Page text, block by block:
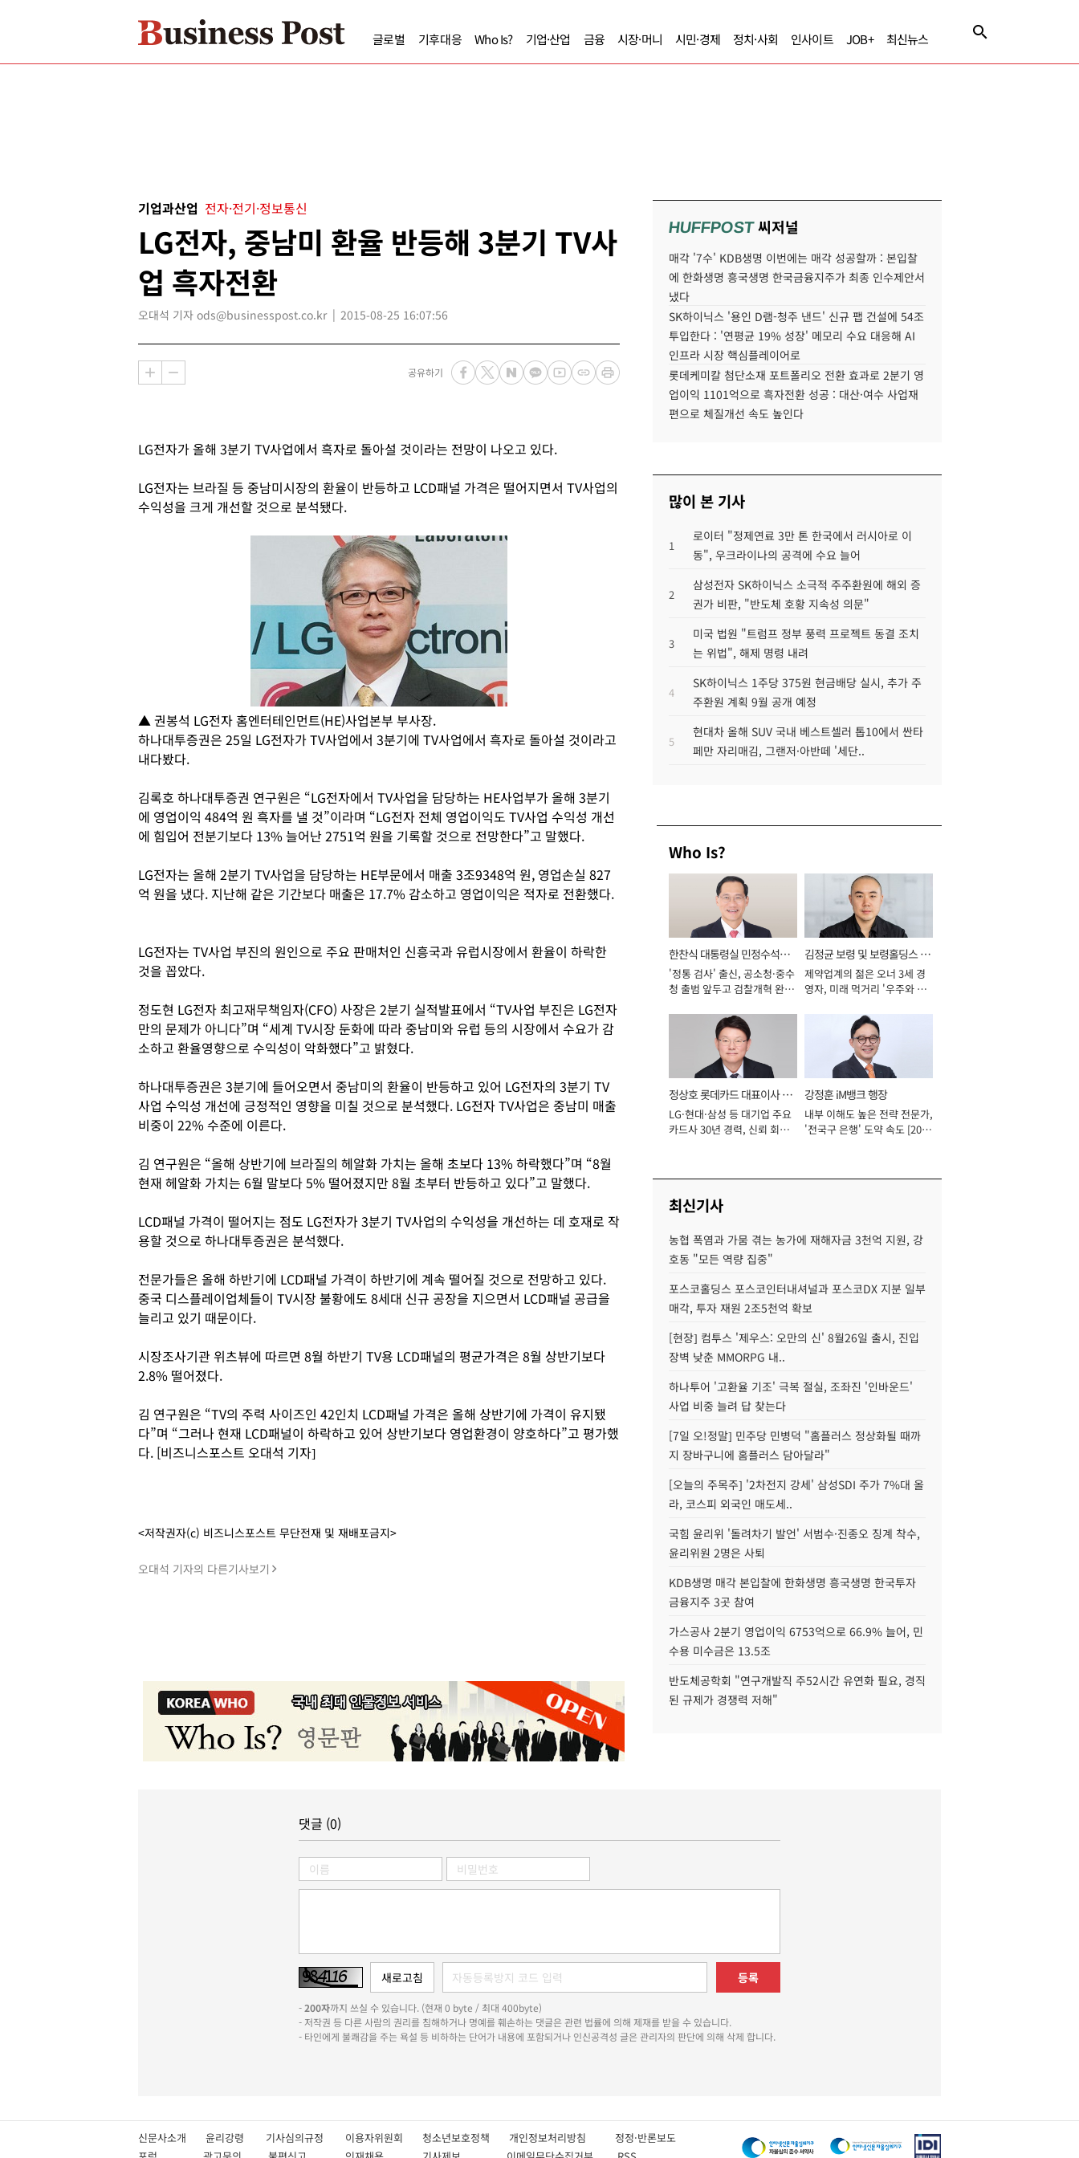
글로벌 기후대응 Who Is? 기업·산업 금융 시장·머니 시민·경제 정치·사회 인사이트 JOB+ 최신뉴스
기업과산업 전자·전기·정보통신
LG전자, 중남미 환율 반등해 3분기 TV사
업 흑자전환
오대석 기자 ods@businesspost.co.kr 2015-08-25 16:07:56
공유하기
LG전자가 올해 3분기 TV사업에서 흑자로 돌아설 것이라는 전망이 나오고 있다.
LG전자는 브라질 등 중남미시장의 환율이 반등하고 LCD패널 가격은 떨어지면서 TV사업의
수익성을 크게 개선할 것으로 분석됐다.
▲ 권봉석 LG전자 홈엔터테인먼트(HE)사업본부 부사장.
하나대투증권은 25일 LG전자가 TV사업에서 3분기에 TV사업에서 흑자로 돌아설 것이라고
내다봤다.
김록호 하나대투증권 연구원은 “LG전자에서 TV사업을 담당하는 HE사업부가 올해 3분기
에 영업이익 484억 원 흑자를 낼 것”이라며 “LG전자 전체 영업이익도 TV사업 수익성 개선
에 힘입어 전분기보다 13% 늘어난 2751억 원을 기록할 것으로 전망한다”고 말했다.
LG전자는 올해 2분기 TV사업을 담당하는 HE부문에서 매출 3조9348억 원, 영업손실 827
억 원을 냈다. 지난해 같은 기간보다 매출은 17.7% 감소하고 영업이익은 적자로 전환했다.
LG전자는 TV사업 부진의 원인으로 주요 판매처인 신흥국과 유럽시장에서 환율이 하락한
것을 꼽았다.
정도현 LG전자 최고재무책임자(CFO) 사장은 2분기 실적발표에서 “TV사업 부진은 LG전자
만의 문제가 아니다”며 “세계 TV시장 둔화에 따라 중남미와 유럽 등의 시장에서 수요가 감
소하고 환율영향으로 수익성이 악화했다”고 밝혔다.
하나대투증권은 3분기에 들어오면서 중남미의 환율이 반등하고 있어 LG전자의 3분기 TV
사업 수익성 개선에 긍정적인 영향을 미칠 것으로 분석했다. LG전자 TV사업은 중남미 매출
비중이 22% 수준에 이른다.
김 연구원은 “올해 상반기에 브라질의 헤알화 가치는 올해 초보다 13% 하락했다”며 “8월
현재 헤알화 가치는 6월 말보다 5% 떨어졌지만 8월 초부터 반등하고 있다”고 말했다.
LCD패널 가격이 떨어지는 점도 LG전자가 3분기 TV사업의 수익성을 개선하는 데 호재로 작
용할 것으로 하나대투증권은 분석했다.
전문가들은 올해 하반기에 LCD패널 가격이 하반기에 계속 떨어질 것으로 전망하고 있다.
중국 디스플레이업체들이 TV시장 불황에도 8세대 신규 공장을 지으면서 LCD패널 공급을
늘리고 있기 때문이다.
시장조사기관 위츠뷰에 따르면 8월 하반기 TV용 LCD패널의 평균가격은 8월 상반기보다
2.8% 떨어졌다.
김 연구원은 “TV의 주력 사이즈인 42인치 LCD패널 가격은 올해 상반기에 가격이 유지됐
다”며 “그러나 현재 LCD패널이 하락하고 있어 상반기보다 영업환경이 양호하다”고 평가했
다. [비즈니스포스트 오대석 기자]
<저작권자(c) 비즈니스포스트 무단전재 및 재배포금지>
오대석 기자의 다른기사보기
HUFFPOST씨저널
매각 '7수' KDB생명 이번에는 매각 성공할까 : 본입찰
에 한화생명 흥국생명 한국금융지주가 최종 인수제안서
냈다
SK하이닉스 '용인 D램-청주 낸드' 신규 팹 건설에 54조
투입한다 : '연평균 19% 성장' 메모리 수요 대응해 AI
인프라 시장 핵심플레이어로
롯데케미칼 첨단소재 포트폴리오 전환 효과로 2분기 영
업이익 1101억으로 흑자전환 성공 : 대산·여수 사업재
편으로 체질개선 속도 높인다
많이 본 기사
1
로이터 "정제연료 3만 톤 한국에서 러시아로 이
동", 우크라이나의 공격에 수요 늘어
2
삼성전자 SK하이닉스 소극적 주주환원에 해외 증
권가 비판, "반도체 호황 지속성 의문"
3
미국 법원 "트럼프 정부 풍력 프로젝트 동결 조치
는 위법", 해제 명령 내려
4
SK하이닉스 1주당 375원 현금배당 실시, 추가 주
주환원 계획 9월 공개 예정
5
현대차 올해 SUV 국내 베스트셀러 톱10에서 싼타
페만 자리매김, 그랜저·아반떼 '세단..
Who Is?
한찬식 대통령실 민정수석비
서관
'정통 검사' 출신, 공소청·중수
청 출범 앞두고 검찰개혁 완수
김정균 보령 및 보령홀딩스 대
표이사 사장
제약업계의 젊은 오너 3세 경
영자, 미래 먹거리 '우주와 헬
정상호 롯데카드 대표이사 사
장
LG·현대·삼성 등 대기업 주요
카드사 30년 경력, 신뢰 회복
강정훈 iM뱅크 행장
내부 이해도 높은 전략 전문가,
'전국구 은행' 도약 속도 [2026
최신기사
농협 폭염과 가뭄 겪는 농가에 재해자금 3천억 지원, 강
호동 "모든 역량 집중"
포스코홀딩스 포스코인터내셔널과 포스코DX 지분 일부
매각, 투자 재원 2조5천억 확보
[현장] 컴투스 '제우스: 오만의 신' 8월26일 출시, 진입
장벽 낮춘 MMORPG 내..
하나투어 '고환율 기조' 극복 절실, 조좌진 '인바운드'
사업 비중 늘려 답 찾는다
[7일 오!정말] 민주당 민병덕 "홈플러스 정상화될 때까
지 장바구니에 홈플러스 담아달라"
[오늘의 주목주] '2차전지 강세' 삼성SDI 주가 7%대 올
라, 코스피 외국인 매도세..
국힘 윤리위 '돌려차기 발언' 서범수·진종오 징계 착수,
윤리위원 2명은 사퇴
KDB생명 매각 본입찰에 한화생명 흥국생명 한국투자
금융지주 3곳 참여
가스공사 2분기 영업이익 6753억으로 66.9% 늘어, 민
수용 미수금은 13.5조
반도체공학회 "연구개발직 주52시간 유연화 필요, 경직
된 규제가 경쟁력 저해"
댓글 (0)
등록
-200자까지 쓰실 수 있습니다. (현재 0 byte / 최대 400byte)
- 저작권 등 다른 사람의 권리를 침해하거나 명예를 훼손하는 댓글은 관련 법률에 의해 제재를 받을 수 있습니다.
- 타인에게 불쾌감을 주는 욕설 등 비하하는 단어가 내용에 포함되거나 인신공격성 글은 관리자의 판단에 의해 삭제 합니다.
신문사소개 윤리강령 기사심의규정 이용자위원회 청소년보호정책 개인정보처리방침 정정·반론보도